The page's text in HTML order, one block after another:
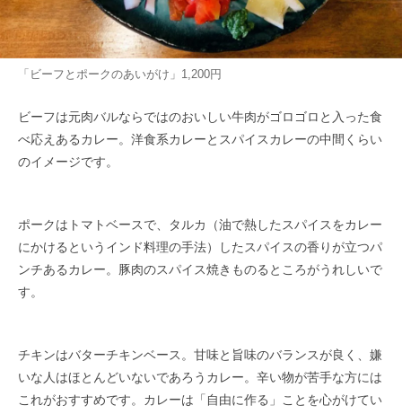
「ビーフとポークのあいがけ」1,200円
ビーフは元肉バルならではのおいしい牛肉がゴロゴロと入った食
べ応えあるカレー。洋食系カレーとスパイスカレーの中間くらい
のイ​メージです。
ポークはトマトベースで、タルカ（油で熱したスパイスをカレー
にかけるというインド料理の手法）したスパイスの香りが立つパ
ンチあ​るカレー。豚肉のスパイス焼きものるところがうれしいで
す。​
チキンはバターチキンベース。甘味と旨味のバランスが良く、嫌
いな人はほとんどいないであろうカレー。辛い物が苦手な方には
これ​がおすすめです。カレーは「自由に作る」ことを心がけてい